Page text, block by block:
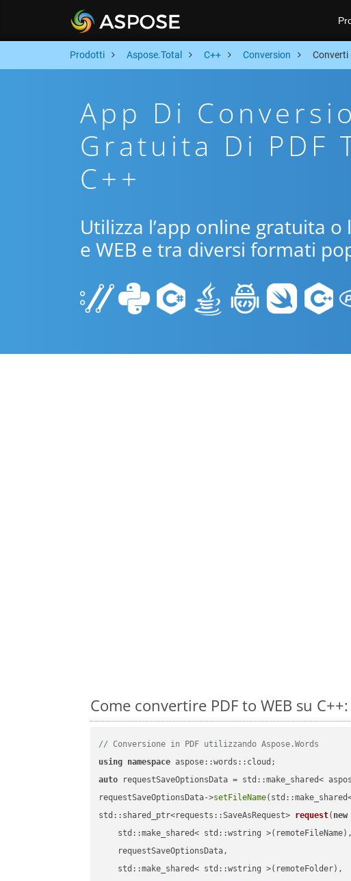
Prodotti Aspose.Total C++ Conversion Converti
App Di
Gratuita Di PDF
C++
Utilizza l’app online gratuita o
e WEB e tra diversi formati
Come convertire PDF to WEB su
// Conversione in PDF utilizzando Aspose.Words
using namespace
auto requestSaveOptionsData = std::make_shared<
requestSaveOptionsData->setFileName
std::shared_ptr<requests::SaveAsRequest> request( new
    std::make_shared< std::wstring >(remoteFileName),
    requestSaveOptionsData,
    std::make_shared< std::wstring >(remoteFolder),